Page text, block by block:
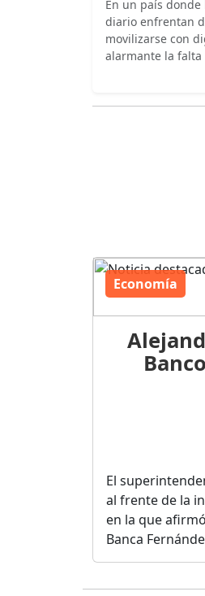
En un país
diario enfrentan
movilizarse con
alarmante la falta
Economía
El
al frente de la
en la que
Banca